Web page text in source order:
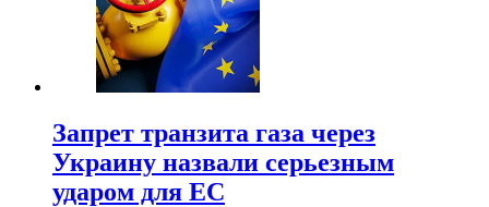
Запрет транзита газа через
Украину назвали серьезным
ударом для ЕС